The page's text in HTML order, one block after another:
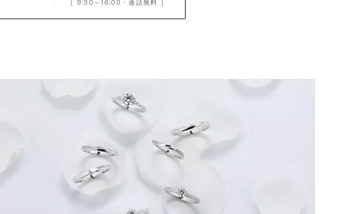
［ 9:30～16:00 ・通話無料 ］